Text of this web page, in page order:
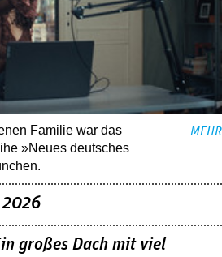
Familie war das
»Neues deutsches
MEHR
2026
großes Dach mit viel